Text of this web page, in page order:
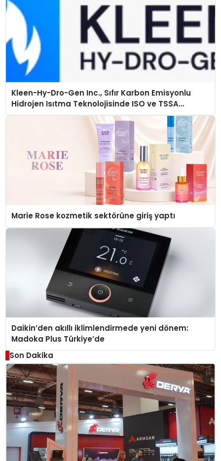
Kleen-Hy-Dro-Gen Inc., Sıfır Karbon Emisyonlu
Hidrojen Isıtma Teknolojisinde ISO ve TSSA
Düzenleyici Onaylarını Aldı
Marie Rose kozmetik sektörüne giriş yaptı
Daikin’den akıllı iklimlendirmede yeni dönem:
Madoka Plus Türkiye’de
Son Dakika